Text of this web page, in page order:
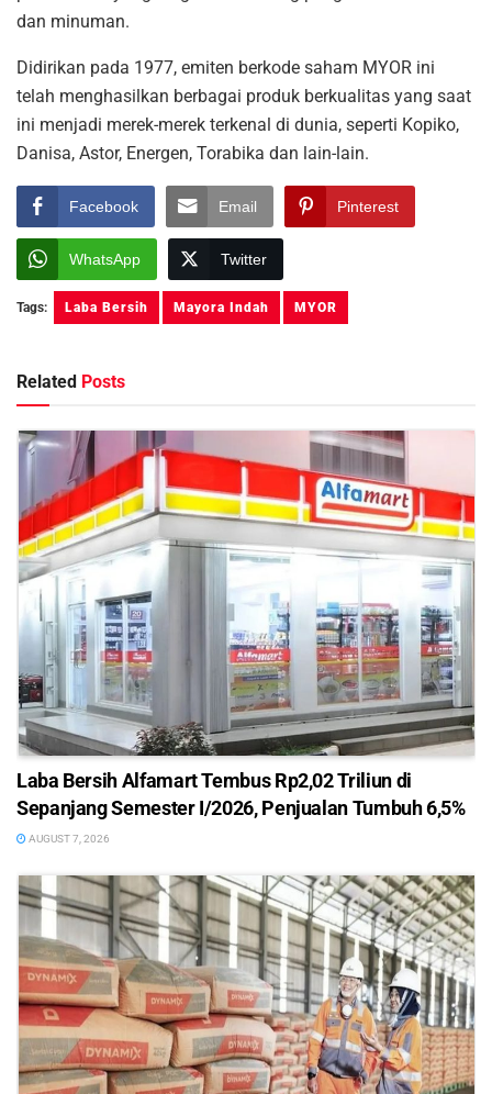
dan minuman.
Didirikan pada 1977, emiten berkode saham MYOR ini
telah menghasilkan berbagai produk berkualitas yang saat
ini menjadi merek-merek terkenal di dunia, seperti Kopiko,
Danisa, Astor, Energen, Torabika dan lain-lain.
Facebook Email Pinterest
WhatsApp Twitter
Tags: Laba Bersih Mayora Indah MYOR
Related Posts
Laba Bersih Alfamart Tembus Rp2,02 Triliun di
Sepanjang Semester I/2026, Penjualan Tumbuh 6,5%
AUGUST 7, 2026